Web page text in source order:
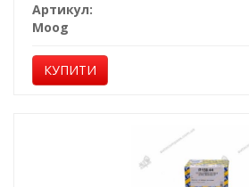
Артикул:
Moog
КУПИТИ